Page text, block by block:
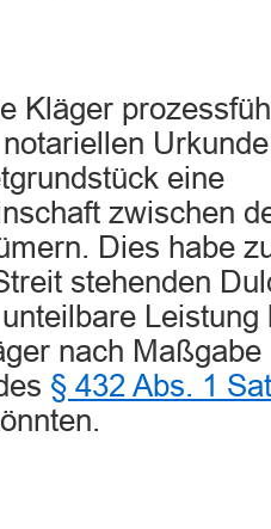
Kläger
eine
zwischen
Dies habe
stehenden
Leistung
nach
§ 432 Abs. 1